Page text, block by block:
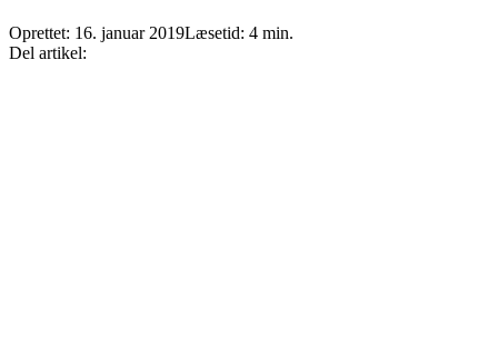
Oprettet: 16. januar 2019Læsetid: 4 min.
Del artikel: